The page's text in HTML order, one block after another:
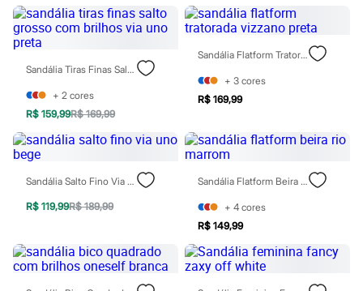
Inverno
Novidades
Roupas menina
0 a 24 meses
1 a 5 anos
10 a 16 anos
Roupas menino
1 a 5 anos
4 a 12 anos
Acessórios
Recém-nascido
Bolsas e Mochilas
Calçados
Botas
Chinelos
Pantufas
Sandália Tiras Finas Salto Grosso Com Brilhos Via Uno Preta
+ 2 cores
R$ 159,99R$ 169,99
Sandália Flatform Tratorada Vizzano Preta
+ 3 cores
R$ 169,99
Sandália Salto Fino Via Uno Bege
R$ 119,99R$ 189,99
Sandália Flatform Beira Rio Marrom
+ 4 cores
R$ 149,99